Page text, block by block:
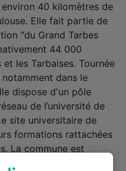
40 kilomètres de
Elle fait partie de
"du Grand Tarbes
44 000
les Tarbaises. Tournée
dans le
dispose d'un pôle
de l’université de
site universitaire de
formations rattachées
La commune est
(comme le